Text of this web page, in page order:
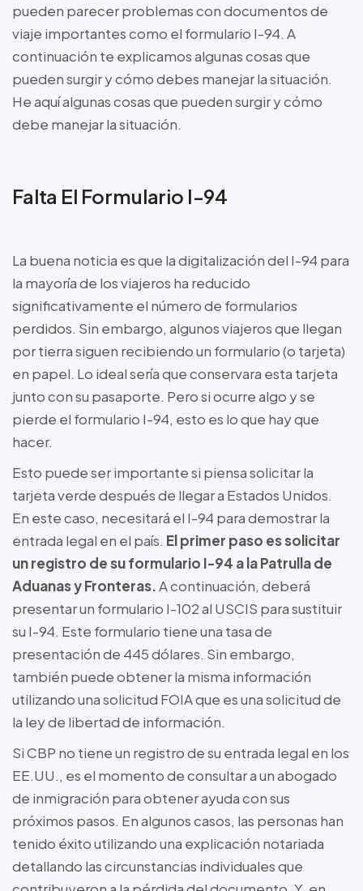
pueden parecer problemas con documentos de
viaje importantes como el formulario I-94. A
continuación te explicamos algunas cosas que
pueden surgir y cómo debes manejar la situación.
He aquí algunas cosas que pueden surgir y cómo
debe manejar la situación.
Falta El Formulario I-94
La buena noticia es que la digitalización del I-94 para
la mayoría de los viajeros ha reducido
significativamente el número de formularios
perdidos. Sin embargo, algunos viajeros que llegan
por tierra siguen recibiendo un formulario (o tarjeta)
en papel. Lo ideal sería que conservara esta tarjeta
junto con su pasaporte. Pero si ocurre algo y se
pierde el formulario I-94, esto es lo que hay que
hacer.
Esto puede ser importante si piensa solicitar la
tarjeta verde después de llegar a Estados Unidos.
En este caso, necesitará el I-94 para demostrar la
entrada legal en el país. El primer paso es solicitar
un registro de su formulario I-94 a la Patrulla de
Aduanas y Fronteras.A continuación, deberá
presentar un formulario I-102 al USCIS para sustituir
su I-94. Este formulario tiene una tasa de
presentación de 445 dólares. Sin embargo,
también puede obtener la misma información
utilizando una solicitud FOIA que es una solicitud de
la ley de libertad de información.
Si CBP no tiene un registro de su entrada legal en los
EE.UU., es el momento de consultar a un abogado
de inmigración para obtener ayuda con sus
próximos pasos. En algunos casos, las personas han
tenido éxito utilizando una explicación notariada
detallando las circunstancias individuales que